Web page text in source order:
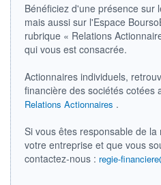
LIMITE À LA
BAISSE
0,0000
RENDEMENT
-
ÉCHANGE
ÉLIGIBILITÉ
Non éligible
Boursobank
Bénéficiez d'une présence sur
mais aussi sur l'Espace
rubrique « Relations
qui vous est consacrée.
Actionnaires individuels,
financière des sociétés cotées
Relations Actionnaires .
Si vous êtes responsable de
votre entreprise et que vous
contactez-nous : regie-